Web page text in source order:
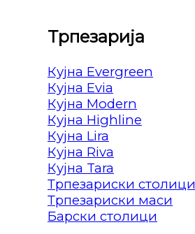
Трпезарија
Кујна Evergreen
Кујна Evia
Кујна Modern
Кујна Highline
Кујна Lira
Кујна Riva
Кујна Tara
Трпезариски столици
Трпезариски маси
Барски столици